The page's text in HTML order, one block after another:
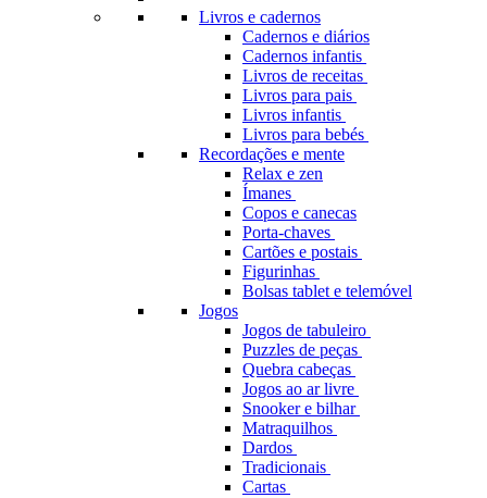
Livros e cadernos
Cadernos e diários
Cadernos infantis
Livros de receitas
Livros para pais
Livros infantis
Livros para bebés
Recordações e mente
Relax e zen
Ímanes
Copos e canecas
Porta-chaves
Cartões e postais
Figurinhas
Bolsas tablet e telemóvel
Jogos
Jogos de tabuleiro
Puzzles de peças
Quebra cabeças
Jogos ao ar livre
Snooker e bilhar
Matraquilhos
Dardos
Tradicionais
Cartas